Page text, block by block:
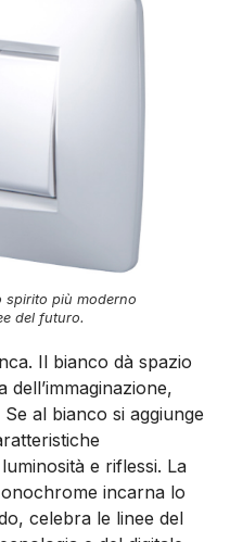
spirito più moderno
del futuro.
Il bianco dà spazio
Se al bianco si aggiunge
e riflessi. La
incarna lo
celebra le linee del